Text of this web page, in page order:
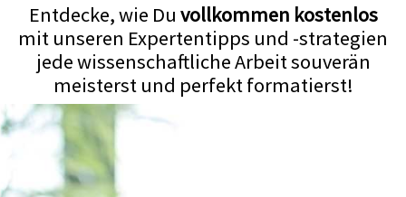
Entdecke, wie Du vollkommen kostenlos
mit unseren Expertentipps und -strategien
jede wissenschaftliche Arbeit souverän
meisterst und perfekt formatierst!